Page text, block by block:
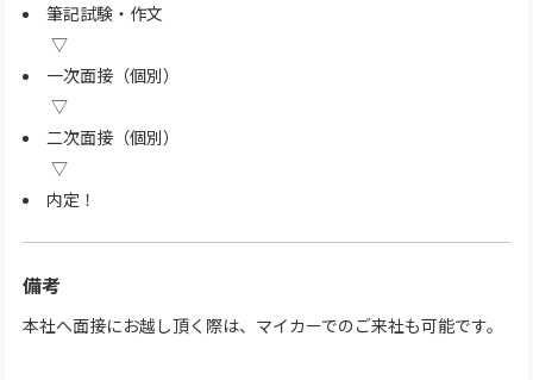
筆記試験・作文
一次面接（個別）
二次面接（個別）
内定！
備考
本社へ面接にお越し頂く際は、マイカーでのご来社も可能です。